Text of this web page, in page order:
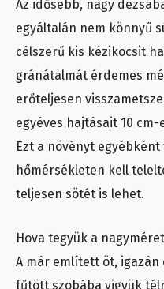
Az idősebb, nagy
egyáltalán nem könnyű
célszerű kis kézikocsit
gránátalmát érdemes
erőteljesen
egyéves hajtásait 10 cm-
Ezt a növényt egyébként
hőmérsékleten kell
teljesen sötét is lehet.
Hova tegyük a
A már említett öt,
fűtött szobába vigyük